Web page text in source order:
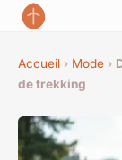
Accueil › Mode ›
de trekking